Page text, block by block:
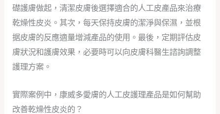
礎護膚做起，清潔皮膚後選擇適合的人工皮產品來治療
乾燥性皮炎。其次，每天保持皮膚的潔淨與保濕，並根
据皮膚的反應適量增減產品的使用。最後，定期評估皮
膚狀況和護膚效果，必要時可以向皮膚科醫生諮詢調整
護理方案。
實際案例中，康威多愛膚的人工皮護理產品是如何幫助
改善乾燥性皮炎的？